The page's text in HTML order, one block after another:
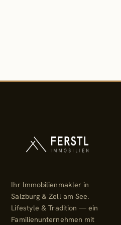
Ihr Immobilienmakler in
Salzburg & Zell am See.
Lifestyle & Tradition — ein
Familienunternehmen mit